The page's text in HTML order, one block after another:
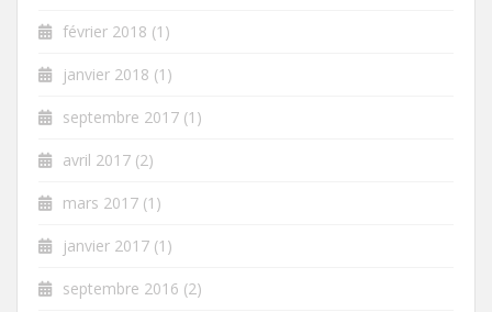
février 2018 (1)
janvier 2018 (1)
septembre 2017 (1)
avril 2017 (2)
mars 2017 (1)
janvier 2017 (1)
septembre 2016 (2)